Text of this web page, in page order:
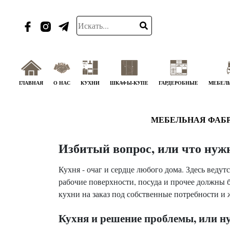
ГЛАВНАЯ О НАС КУХНИ ШКАФЫ-КУПЕ ГАРДЕРОБНЫЕ
МЕБЕЛЬНАЯ
Избитый вопрос, или что
Кухня - очаг и сердце любого дома. Здесь
рабочие поверхности, посуда и прочее
кухни на заказ под собственные потребности
Кухня и решение проблемы, или